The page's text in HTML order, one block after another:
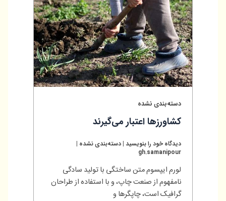
دسته‌بندی نشده
کشاورزها اعتبار می‌گیرند
دیدگاه‌ خود را بنویسید | دسته‌بندی نشده |
gh.samanipour
لورم ایپسوم متن ساختگی با تولید سادگی
نامفهوم از صنعت چاپ، و با استفاده از طراحان
گرافیک است، چاپگرها و